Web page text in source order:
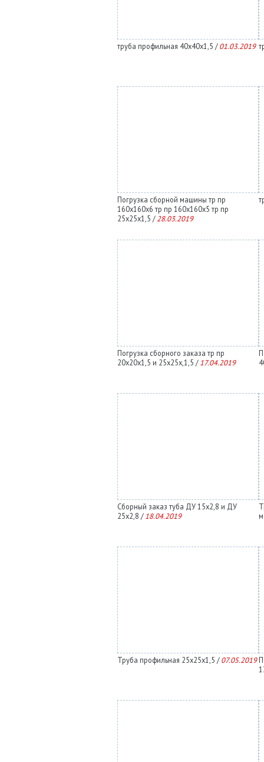
труба профильная 40х40х1,5 /01.03.2019
Погрузка сборной машины тр пр
160х160х6 тр пр 160х160х5 тр пр
25х25х1,5 / 28.03.2019
Погрузка сборного заказа тр пр
20х20х1,5 и 25х25х,1,5 / 17.04.2019
Сборный заказ туба ДУ 15х2,8 и ДУ
25х2,8 / 18.04.2019
Труба профильная 25х25х1,5 /07.05.2019